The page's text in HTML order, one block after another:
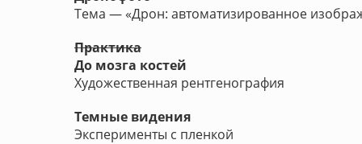
Тема — «Дрон: автоматизированное
Практика
До мозга костей
Художественная рентгенография
Темные видения
Эксперименты с пленкой